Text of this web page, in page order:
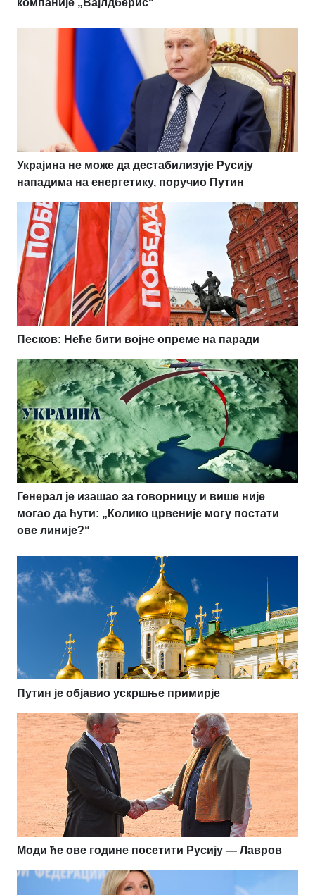
компаније „Вајлдберис“
Украјина не може да дестабилизује Русију
нападима на енергетику, поручио Путин
Песков: Неће бити војне опреме на паради
Генерал је изашао за говорницу и више није
могао да ћути: „Колико црвеније могу постати
ове линије?“
Путин је објавио ускршње примирје
Моди ће ове године посетити Русију — Лавров